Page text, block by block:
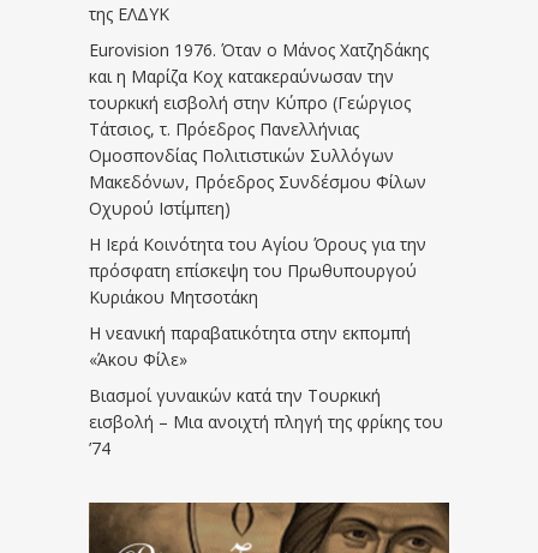
της ΕΛΔΥΚ
Eurovision 1976. Όταν ο Μάνος Χατζηδάκης
και η Μαρίζα Κοχ κατακεραύνωσαν την
τουρκική εισβολή στην Κύπρο (Γεώργιος
Τάτσιος, τ. Πρόεδρος Πανελλήνιας
Ομοσπονδίας Πολιτιστικών Συλλόγων
Μακεδόνων, Πρόεδρος Συνδέσμου Φίλων
Οχυρού Ιστίμπεη)
Η Ιερά Κοινότητα του Αγίου Όρους για την
πρόσφατη επίσκεψη του Πρωθυπουργού
Κυριάκου Μητσοτάκη
Η νεανική παραβατικότητα στην εκπομπή
«Άκου Φίλε»
Βιασμοί γυναικών κατά την Τουρκική
εισβολή – Μια ανοιχτή πληγή της φρίκης του
’74